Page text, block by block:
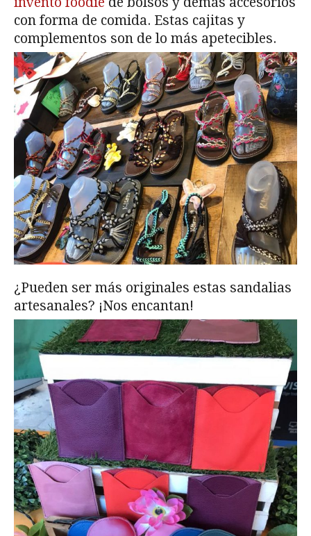
con forma de comida. Estas cajitas y
complementos son de lo más apetecibles.
¿Pueden ser más originales estas sandalias
artesanales? ¡Nos encantan!